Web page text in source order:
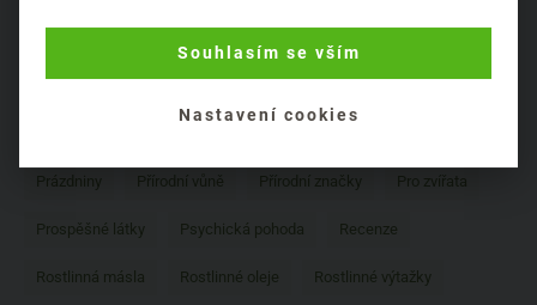
New in Nobilis Tilia Péče o nohy Péče o pleť
Prázdniny Přírodní vůně Přírodní značky Pro zvířata
Prospěšné látky Psychická pohoda Recenze
Rostlinná másla Rostlinné oleje Rostlinné výtažky
Souhlasím se vším
Nastavení cookies